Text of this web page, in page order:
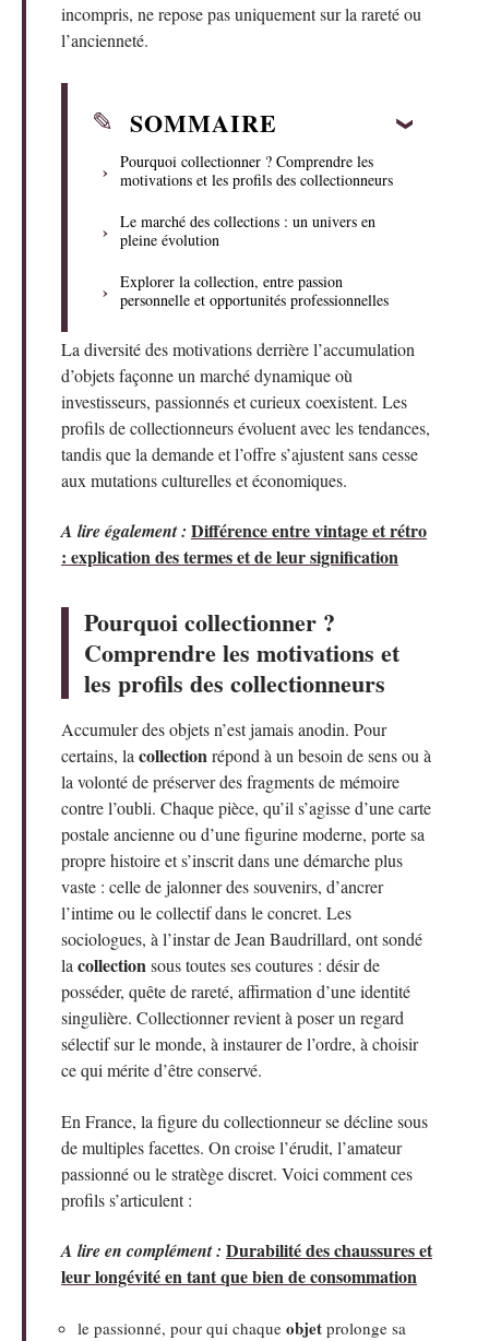
incompris, ne repose pas uniquement sur la rareté ou
l’ancienneté.
SOMMAIRE
Pourquoi collectionner ? Comprendre les
motivations et les profils des collectionneurs
Le marché des collections : un univers en
pleine évolution
Explorer la collection, entre passion
personnelle et opportunités professionnelles
La diversité des motivations derrière l’accumulation
d’objets façonne un marché dynamique où
investisseurs, passionnés et curieux coexistent. Les
profils de collectionneurs évoluent avec les tendances,
tandis que la demande et l’offre s’ajustent sans cesse
aux mutations culturelles et économiques.
A lire également : Différence entre vintage et rétro
: explication des termes et de leur signification
Pourquoi collectionner ?
Comprendre les motivations et
les profils des collectionneurs
Accumuler des objets n’est jamais anodin. Pour
certains, la collectionrépond à un besoin de sens ou à
la volonté de préserver des fragments de mémoire
contre l’oubli. Chaque pièce, qu’il s’agisse d’une carte
postale ancienne ou d’une figurine moderne, porte sa
propre histoire et s’inscrit dans une démarche plus
vaste : celle de jalonner des souvenirs, d’ancrer
l’intime ou le collectif dans le concret. Les
sociologues, à l’instar de Jean Baudrillard, ont sondé
la collectionsous toutes ses coutures : désir de
posséder, quête de rareté, affirmation d’une identité
singulière. Collectionner revient à poser un regard
sélectif sur le monde, à instaurer de l’ordre, à choisir
ce qui mérite d’être conservé.
En France, la figure du collectionneur se décline sous
de multiples facettes. On croise l’érudit, l’amateur
passionné ou le stratège discret. Voici comment ces
profils s’articulent :
A lire en complément : Durabilité des chaussures et
leur longévité en tant que bien de consommation
le passionné, pour qui chaque objet prolonge sa